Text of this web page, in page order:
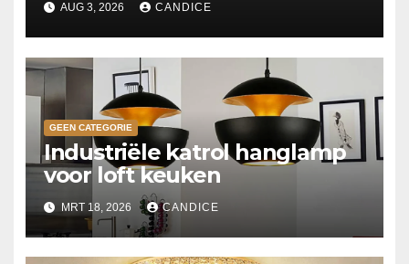
AUG 3, 2026 CANDICE
GEEN CATEGORIE
Industriële katrol hanglamp
voor loft keuken
MRT 18, 2026 CANDICE